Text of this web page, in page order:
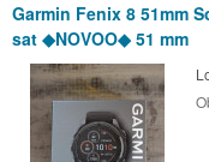
Garmin Fenix 8 51mm
sat ◆NOVOO◆ 51 mm